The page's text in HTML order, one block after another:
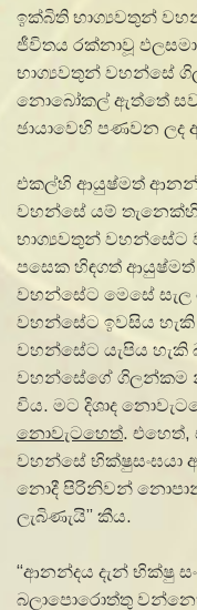
ඉක්බිති භාග්‍යවතුන්
ජීවිතය රක්නාවූ
භාග්‍යවතුන් වහන්සේ
නොබෝකල් ඇත්තේ
ඡායාවෙහි පණවන
එකල්හි ආයුෂ්මත්
වහන්සේ යම්
භාග්‍යවතුන් වහන්සේට
පසෙක හිඳගත්
වහන්සේට මෙසේ සැල
වහන්සේට ඉවසිය හැකි
වහන්සේට යැපිය හැකි
වහන්සේගේ ගිලන්කම
විය. මට දිශාද
නොවැටහෙත්. එහෙත්,
වහන්සේ භික්ෂුසංඝයා
නොදී පිරිනිවන්
ලැබිණැයි” කීය.
“ආනන්දය දැන් භික්ෂු
බලාපොරොත්තු